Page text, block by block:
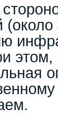
этом,